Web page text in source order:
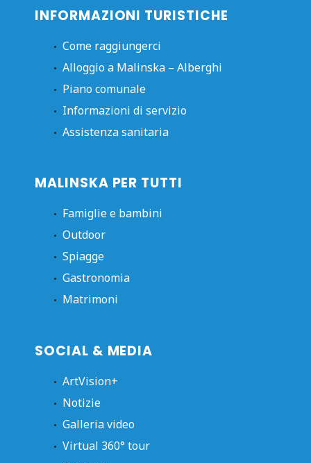
INFORMAZIONI TURISTICHE
Come raggiungerci
Alloggio a Malinska – Alberghi
Piano comunale
Informazioni di servizio
Assistenza sanitaria
MALINSKA PER TUTTI
Famiglie e bambini
Outdoor
Spiagge
Gastronomia
Matrimoni
SOCIAL & MEDIA
ArtVision+
Notizie
Galleria video
Virtual 360° tour